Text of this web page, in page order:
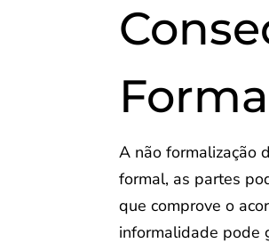
A não formalização
formal, as partes
que comprove o
informalidade pode